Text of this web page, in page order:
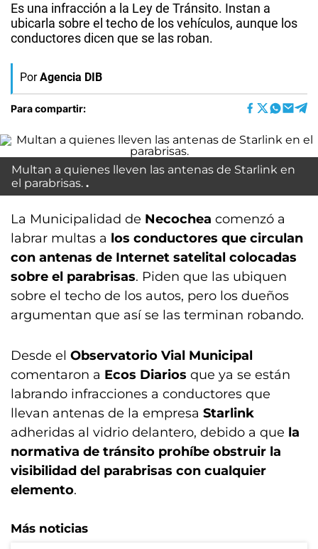
Es una infracción a la Ley de Tránsito. Instan a
ubicarla sobre el techo de los vehículos, aunque los
conductores dicen que se las roban.
Por Agencia DIB
Para compartir:
Multan a quienes lleven las antenas de Starlink en
el parabrisas.
La Municipalidad de Necochea comenzó a
labrar multas a los conductores que circulan
con antenas de Internet satelital colocadas
sobre el parabrisas. Piden que las ubiquen
sobre el techo de los autos, pero los dueños
argumentan que así se las terminan robando.
Desde el Observatorio Vial Municipal
comentaron a Ecos Diarios que ya se están
labrando infracciones a conductores que
llevan antenas de la empresa Starlink
adheridas al vidrio delantero, debido a que la
normativa de tránsito prohíbe obstruir la
visibilidad del parabrisas con cualquier
elemento.
Más noticias